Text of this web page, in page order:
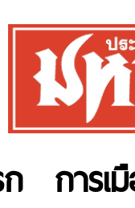
การเ